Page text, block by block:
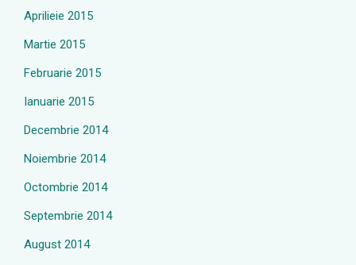
Aprilieie 2015
Martie 2015
Februarie 2015
Ianuarie 2015
Decembrie 2014
Noiembrie 2014
Octombrie 2014
Septembrie 2014
August 2014